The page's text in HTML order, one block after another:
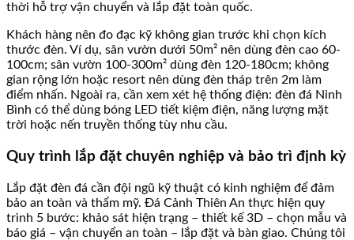
thời hỗ trợ vận chuyển và lắp đặt toàn quốc.
Khách hàng nên đo đạc kỹ không gian trước khi chọn kích
thước đèn. Ví dụ, sân vườn dưới 50m² nên dùng đèn cao 60-
100cm; sân vườn 100-300m² dùng đèn 120-180cm; không
gian rộng lớn hoặc resort nên dùng đèn tháp trên 2m làm
điểm nhấn. Ngoài ra, cần xem xét hệ thống điện: đèn đá Ninh
Bình có thể dùng bóng LED tiết kiệm điện, năng lượng mặt
trời hoặc nến truyền thống tùy nhu cầu.
Quy trình lắp đặt chuyên nghiệp và bảo trì định kỳ
Lắp đặt đèn đá cần đội ngũ kỹ thuật có kinh nghiệm để đảm
bảo an toàn và thẩm mỹ. Đá Cảnh Thiên An thực hiện quy
trình 5 bước: khảo sát hiện trạng – thiết kế 3D – chọn mẫu và
báo giá – vận chuyển an toàn – lắp đặt và bàn giao. Chúng tôi